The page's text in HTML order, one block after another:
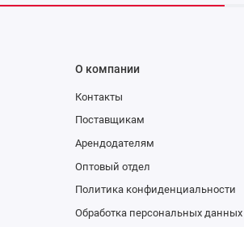
О компании
Контакты
Поставщикам
Арендодателям
Оптовый отдел
Политика конфиденциальности
Обработка персональных данных